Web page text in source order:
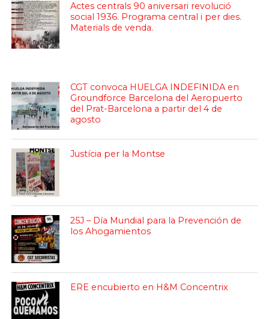
Actes centrals 90 aniversari revolució
social 1936. Programa central i per dies.
Materials de venda.
CGT convoca HUELGA INDEFINIDA en
Groundforce Barcelona del Aeropuerto
del Prat-Barcelona a partir del 4 de
agosto
Justícia per la Montse
25J – Día Mundial para la Prevención de
los Ahogamientos
ERE encubierto en H&M Concentrix